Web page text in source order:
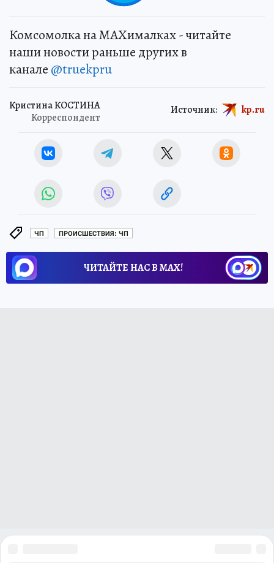
Комсомолка на MAXималках - читайте
наши новости раньше других в
канале @truekpru
Кристина КОСТИНА
Корреспондент
Источник: kp.ru
ЧП ПРОИСШЕСТВИЯ: ЧП
ЧИТАЙТЕ НАС В МАХ!